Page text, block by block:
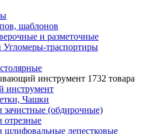
шаблонов
и разметочные
траспортиры
инструмент 1732 товара
инструмент
Чашки
зачистные (обдирочные)
отрезные
шлифовальные лепестковые